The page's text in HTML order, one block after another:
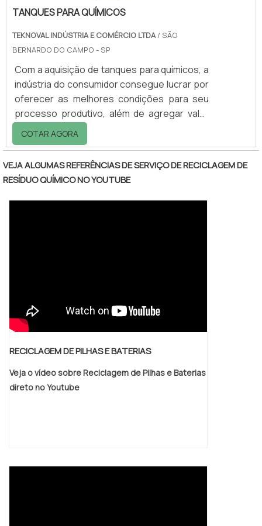
TANQUES PARA QUÍMICOS
TEKNOVAL INDÚSTRIA E COMÉRCIO LTDA/ SÃO
BERNARDO DO CAMPO - SP
Com a aquisição de tanques para químicos, a
indústria do consumidor consegue lucrar por
oferecer as melhores condições para seu
processo produtivo, além de agregar valor
aos seus equipamentos por adicionar a eles
tanques de qualidade amplamente
reconhecida no mercado.Pontos positivos
de utilizar o materialÚteis para diversos
segmentos industriais, os tanques são
equipamentos vêm sanar uma dificuldade
COTAR AGORA
VEJA ALGUMAS REFERÊNCIAS DE SERVIÇO DE RECICLAGEM DE
RESÍDUO QUÍMICO NO YOUTUBE
RECICLAGEM DE PILHAS E BATERIAS
Veja o vídeo sobre Reciclagem de Pilhas e Baterias
direto no Youtube